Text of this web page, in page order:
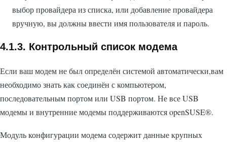
выбор провайдера из списка, или добавление провайдера
вручную, вы должны ввести имя пользователя и пароль.
4.1.3. Контрольный список модема
Если ваш модем не был определён системой автоматически,вам
необходимо знать как соединён с компьютером,
последовательным портом или USB портом. Не все USB
модемы и внутренние модемы поддерживаются openSUSE®.
Модуль конфигурации модема содержит данные крупных